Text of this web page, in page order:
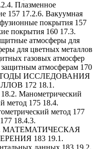
Плазменное
157 17.2.6. Вакуумная
покрытия 157
покрытия 160 17.3.
атмосферы для
для цветных металлов
газовых атмосфер
атмосферам 170
ИССЛЕДОВАНИЯ
172 18.1.
Манометрический
метод 175 18.4.
метод 177
18.4.3.
19. МАТЕМАТИЧЕСКАЯ
183 19.1.
данных 183 19.2.